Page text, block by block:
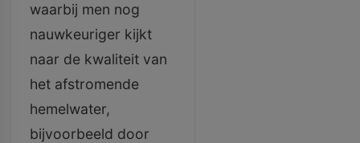
waarbij men nog
nauwkeuriger kijkt
naar de kwaliteit van
het afstromende
hemelwater,
bijvoorbeeld door